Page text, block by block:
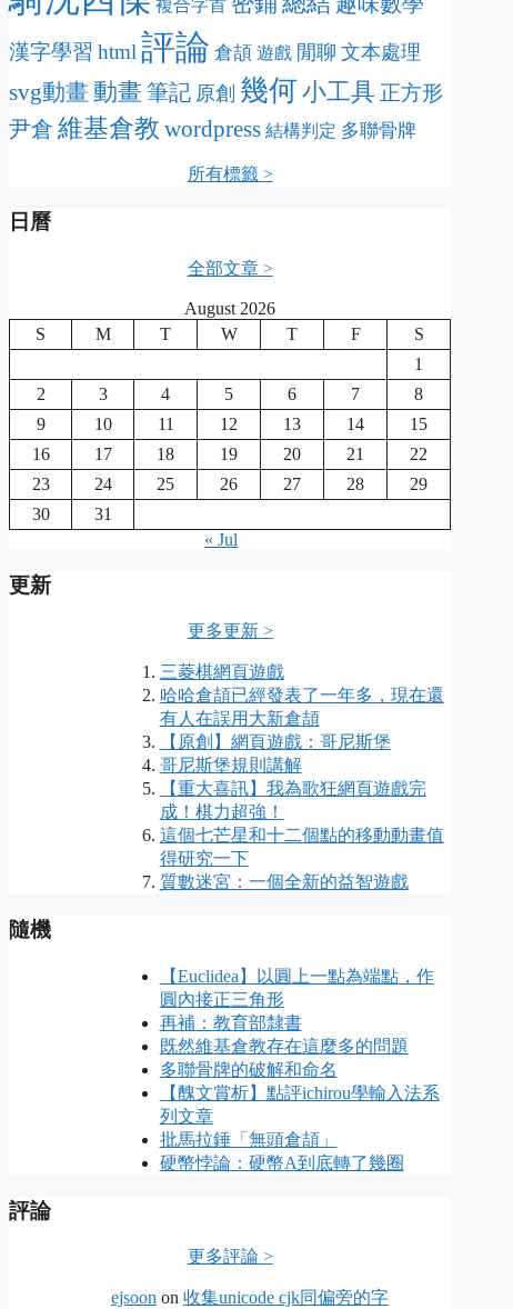
複合字首
漢字學習 html評論 倉頡 遊戲 閒聊 文本處理
svg動畫 動畫 筆記 原創 幾何小工具 正方形
尹倉 維基倉教 wordpress 結構判定 多聯骨牌
所有標籤 >
日曆
全部文章 >
August 2026
S
M T W T F
S
1
2
3 4 5 6 7
8
9
10 11 12 13 14
15
16
17 18 19 20 21
22
23
24 25 26 27 28
29
30
31
« Jul
更新
更多更新 >
三菱棋網頁遊戲
哈哈倉頡已經發表了一年多，現在還
有人在誤用大新倉頡
【原創】網頁遊戲：哥尼斯堡
哥尼斯堡規則講解
【重大喜訊】我為歌狂網頁遊戲完
成！棋力超強！
這個七芒星和十二個點的移動動畫值
得研究一下
質數迷宮：一個全新的益智遊戲
隨機
【Euclidea】以圓上一點為端點，作
圓內接正三角形
再補：教育部隸書
既然維基倉教存在這麼多的問題
多聯骨牌的破解和命名
【醜文賞析】點評ichirou學輸入法系
列文章
批馬拉錘「無頭倉頡」
硬幣悖論：硬幣A到底轉了幾圈
評論
更多評論 >
ejsoon on 收集unicode cjk同偏旁的字